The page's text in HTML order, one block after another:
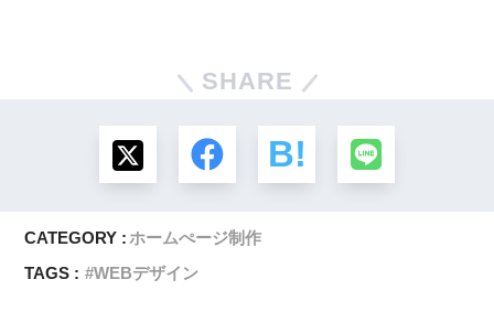
SHARE
CATEGORY : ホームぺージ制作
TAGS :
WEBデザイン